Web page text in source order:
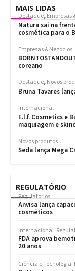
MAIS LIDAS
REGULATÓRIO
Regulatórios
Anvisa lança
cosméticos
Internacional
FDA aprova
20 anos
Ciência e Tecnologia